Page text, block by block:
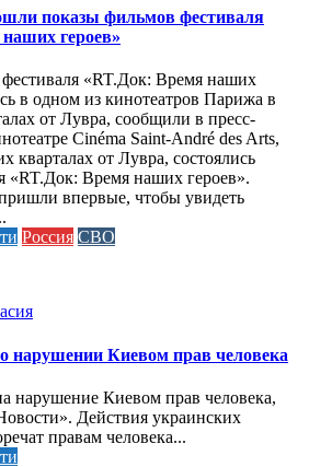
показы фильмов фестиваля
героев»
«RT.Док: Время наших
в одном из кинотеатров Парижа в
от Лувра, сообщили в пресс-
Cinéma Saint-André des Arts,
кварталах от Лувра, состоялись
«RT.Док: Время наших героев».
впервые, чтобы увидеть
Россия СВО
нарушении Киевом прав человека
нарушение Киевом прав человека,
Действия украинских
правам человека...